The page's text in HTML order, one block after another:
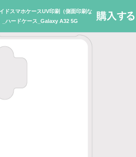
ドスマホケースUV印刷（側面印刷な
_ハードケース_Galaxy A32 5G